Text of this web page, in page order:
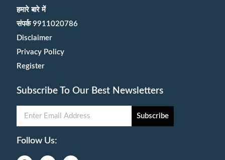
हमारे बारे में
संपर्क 9911020786
Disclaimer
Privacy Policy
Register
Subscribe To Our Best Newsletters
Subscribe
Follow Us: